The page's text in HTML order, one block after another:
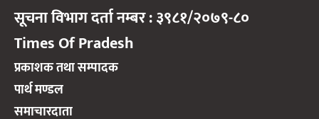
सूचना विभाग दर्ता नम्बर : ३९८१/२०७९-८०
Times Of Pradesh
प्रकाशक तथा सम्पादक
पार्थ मण्डल
समाचारदाता